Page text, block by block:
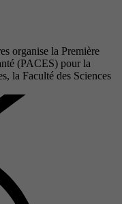
organise la Première
(PACES) pour la
la Faculté des Sciences